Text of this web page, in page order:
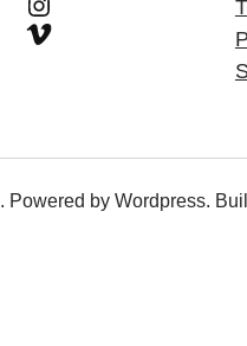
Vimeo
. Powered by Wordpress.